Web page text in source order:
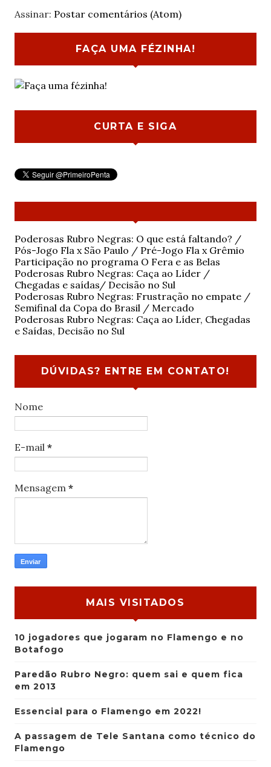
Assinar: Postar comentários (Atom)
FAÇA UMA FÉZINHA!
CURTA E SIGA
Poderosas Rubro Negras: O que está faltando? /
Pós-Jogo Fla x São Paulo / Pré-Jogo Fla x Grêmio
Participação no programa O Fera e as Belas
Poderosas Rubro Negras: Caça ao Líder /
Chegadas e saídas/ Decisão no Sul
Poderosas Rubro Negras: Frustração no empate /
Semifinal da Copa do Brasil / Mercado
Poderosas Rubro Negras: Caça ao Líder, Chegadas
e Saídas, Decisão no Sul
DÚVIDAS? ENTRE EM CONTATO!
Nome
E-mail *
Mensagem *
MAIS VISITADOS
10 jogadores que jogaram no Flamengo e no
Botafogo
Paredão Rubro Negro: quem sai e quem fica
em 2013
Essencial para o Flamengo em 2022!
A passagem de Tele Santana como técnico do
Flamengo